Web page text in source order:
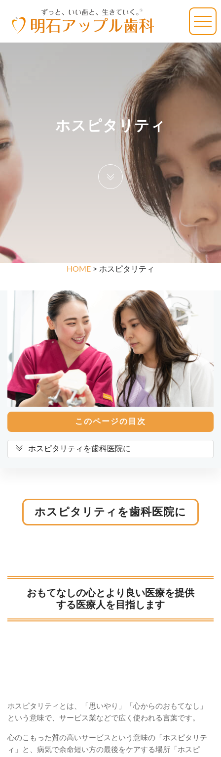
ホスピタリティ
HOME > ホスピタリティ
このページの目次
ホスピタリティを歯科医院に
ホスピタリティを歯科医院に
おもてなしの心とより良い医療を提供
する医療人を目指します
ホスピタリティとは、「思いやり」「心からのおもてなし」
という意味で、サービス業などで広く使われる言葉です。
心のこもった質の高いサービスという意味の「ホスピタリテ
ィ」と、病気で余命短い方の最後をケアする場所「ホスピ